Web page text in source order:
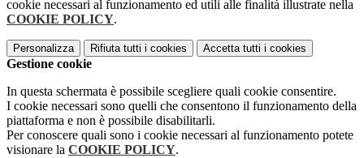
cookie necessari al funzionamento ed utili alle finalità illustrate nella
COOKIE POLICY.
Personalizza Rifiuta tutti i cookies Accetta tutti i cookies
Gestione cookie
In questa schermata è possibile scegliere quali cookie consentire.
I cookie necessari sono quelli che consentono il funzionamento della
piattaforma e non è possibile disabilitarli.
Per conoscere quali sono i cookie necessari al funzionamento potete
visionare la COOKIE POLICY.